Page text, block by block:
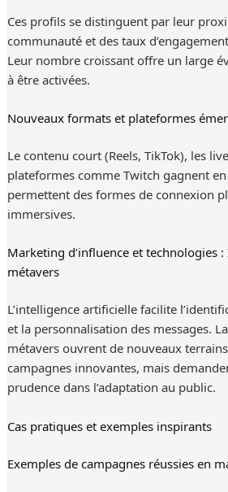
Ces profils se distinguent par leur
communauté et des taux
Leur nombre croissant offre un large
à être activées.
Nouveaux formats et plateformes
Le contenu court (Reels, TikTok), les
plateformes comme Twitch gagnent
permettent des formes de connexion
immersives.
Marketing d’influence et technologies
métavers
L’intelligence artificielle facilite
et la personnalisation des messages.
métavers ouvrent de nouveaux
campagnes innovantes, mais
prudence dans l’adaptation au public.
Cas pratiques et exemples inspirants
Exemples de campagnes réussies en